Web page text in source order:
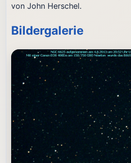
von John Herschel.
Bildergalerie